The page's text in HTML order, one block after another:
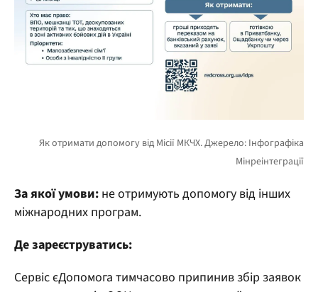
За якої умови: не отримують допомогу від інших
міжнародних програм.
Де зареєструватись:
Сервіс єДопомога тимчасово припинив збір заявок